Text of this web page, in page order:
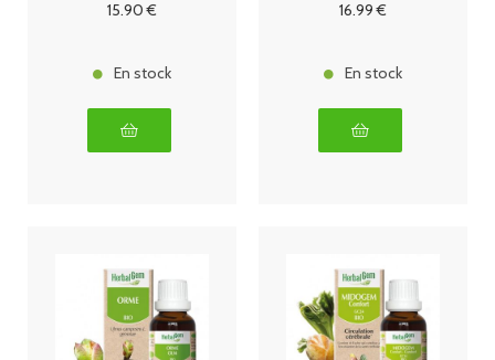
15.90 €
En stock
16.99 €
En stock